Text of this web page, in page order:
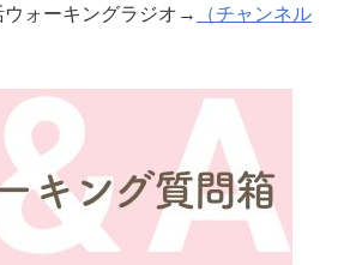
ウォーキングラジオ→
（チャンネル